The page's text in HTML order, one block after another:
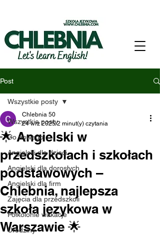
Post
Wszystkie posty
Co nowego!
Angielski dla dzieci
Angielski dla dorosłych
Angielski dla firm
Zajęcia dla przedszkoli
Półkolonie wakacje
Urodziny
Wszystkie posty
🌟 Angielski w
przedszkolach i szkołach
podstawowych –
Chlebnia, najlepsza
szkoła językowa w
Warszawie 🌟
Chlebnia 50
24 wrz 2025 2 minut(y) czytania